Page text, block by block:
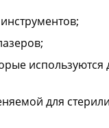
используются
для